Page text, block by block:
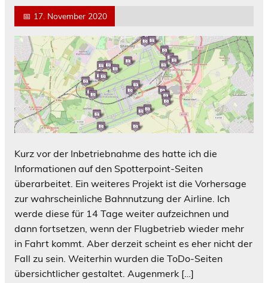
📅 17. November 2020
Kurz vor der Inbetriebnahme des hatte ich die
Informationen auf den Spotterpoint-Seiten
überarbeitet. Ein weiteres Projekt ist die Vorhersage
zur wahrscheinliche Bahnnutzung der Airline. Ich
werde diese für 14 Tage weiter aufzeichnen und
dann fortsetzen, wenn der Flugbetrieb wieder mehr
in Fahrt kommt. Aber derzeit scheint es eher nicht der
Fall zu sein. Weiterhin wurden die ToDo-Seiten
übersichtlicher gestaltet. Augenmerk […]